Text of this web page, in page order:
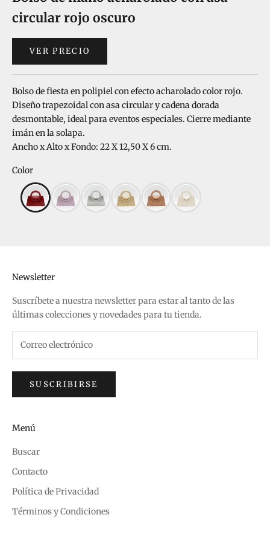
circular rojo oscuro
VER PRECIO
Bolso de fiesta en polipiel con efecto acharolado color rojo.
Diseño trapezoidal con asa circular y cadena dorada
desmontable, ideal para eventos especiales. Cierre mediante
imán en la solapa.
Ancho x Alto x Fondo: 22 X 12,50 X 6 cm.
Color
Newsletter
Suscríbete a nuestra newsletter para estar al tanto de las
últimas colecciones y novedades para tu tienda.
SUSCRIBIRSE
Menú
Buscar
Contacto
Política de Privacidad
Términos y Condiciones